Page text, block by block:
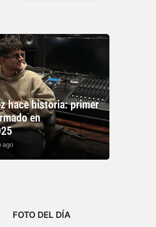
hace historia: primer
en
ago
FOTO DEL DÍA